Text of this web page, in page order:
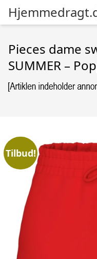
Pieces dame
SUMMER –
Tilbud!